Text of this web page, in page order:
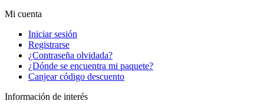
Mi cuenta
Iniciar sesión
Registrarse
¿Contraseña olvidada?
¿Dónde se encuentra mi paquete?
Canjear código descuento
Información de interés